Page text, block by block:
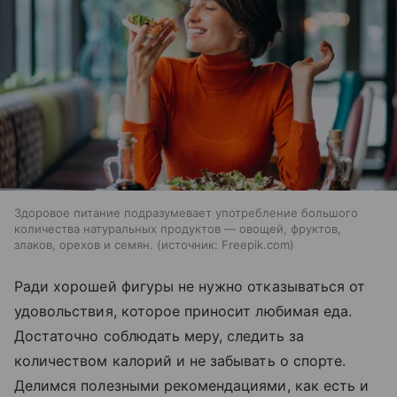
Здоровое питание подразумевает употребление большого
количества натуральных продуктов — овощей, фруктов,
злаков, орехов и семян.
источник: Freepik.com
Ради хорошей фигуры не нужно отказываться от
удовольствия, которое приносит любимая еда.
Достаточно соблюдать меру, следить за
количеством калорий и не забывать о спорте.
Делимся полезными рекомендациями, как есть и